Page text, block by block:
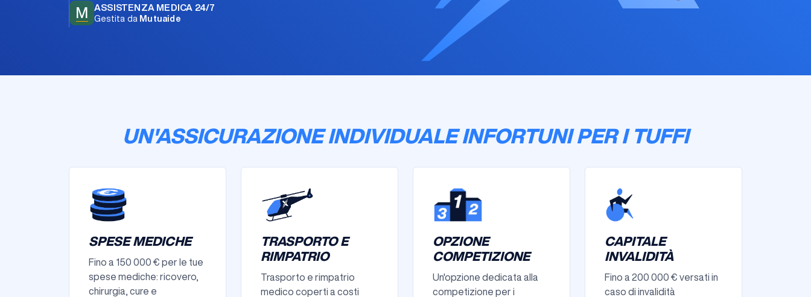
M ASSISTENZA MEDICA 24/7
Gestita da Mutuaide
UN'ASSICURAZIONE INDIVIDUALE INFORTUNI PER I TUFFI
SPESE MEDICHE
Fino a 150 000 € per le tue
spese mediche: ricovero,
chirurgia, cure e
TRASPORTO E
RIMPATRIO
Trasporto e rimpatrio
medico coperti a costi
OPZIONE
COMPETIZIONE
Un'opzione dedicata alla
competizione per i
CAPITALE
INVALIDITÀ
Fino a 200 000 € versati in
caso di invalidità